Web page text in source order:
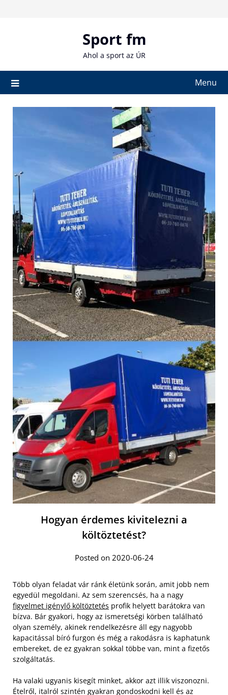
Sport fm
Ahol a sport az ÚR
Menu
Hogyan érdemes kivitelezni a
költöztetést?
Posted on 2020-06-24
Több olyan feladat vár ránk életünk során, amit jobb nem
egyedül megoldani. Az sem szerencsés, ha a nagy
figyelmet igénylő költöztetés profik helyett barátokra van
bízva. Bár gyakori, hogy az ismeretségi körben található
olyan személy, akinek rendelkezésre áll egy nagyobb
kapacitással bíró furgon és még a rakodásra is kaphatunk
embereket, de ez gyakran sokkal többe van, mint a fizetős
szolgáltatás.
Ha valaki ugyanis kisegít minket, akkor azt illik viszonozni.
Ételről, italról szintén gyakran gondoskodni kell és az